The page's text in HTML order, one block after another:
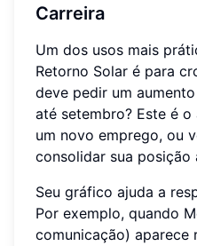
Carreira
Um dos usos mais
Retorno Solar é para
deve pedir um
até setembro? Este é
um novo emprego, ou
consolidar sua posição
Seu gráfico ajuda a
Por exemplo, quando
comunicação) aparece